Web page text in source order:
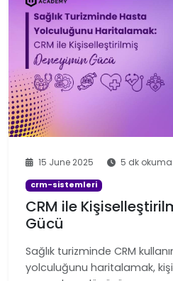
15 June 2025 5 dk okuma
crm-sistemleri
CRM ile
Gücü
Sağlık turizminde CRM
yolculuğunu haritalamak,